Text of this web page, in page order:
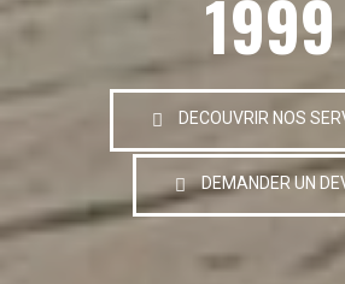
1999
DECOUVRIR NOS
DEMANDER UN